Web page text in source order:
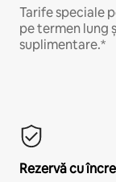
Tarife speciale
pe termen lung
suplimentare.*
Rezervă cu